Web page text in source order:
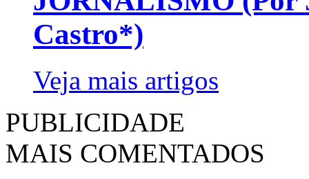
Castro*)
Veja mais artigos
PUBLICIDADE
MAIS COMENTADOS